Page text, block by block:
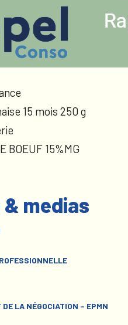
15 mois 250 g
BOEUF 15%MG
medias
LA NÉGOCIATION – EPMN